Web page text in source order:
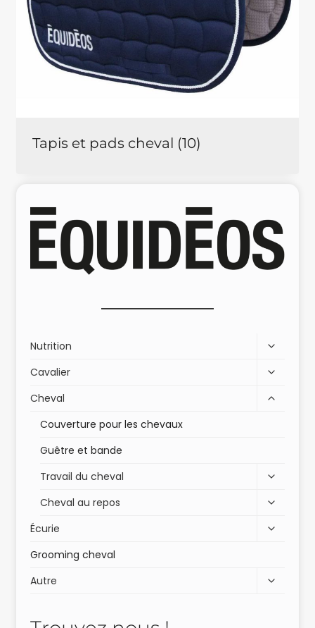
Tapis et pads cheval (10)
Nutrition
Cavalier
Cheval
Couverture pour les chevaux
Guêtre et bande
Travail du cheval
Cheval au repos
Écurie
Grooming cheval
Autre